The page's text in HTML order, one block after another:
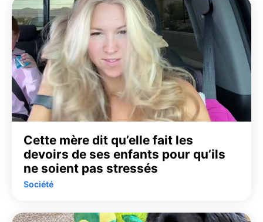
Cette mère dit qu’elle fait les
devoirs de ses enfants pour qu’ils
ne soient pas stressés
Société